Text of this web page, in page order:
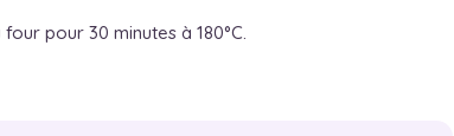
four pour 30 minutes à 180°C.